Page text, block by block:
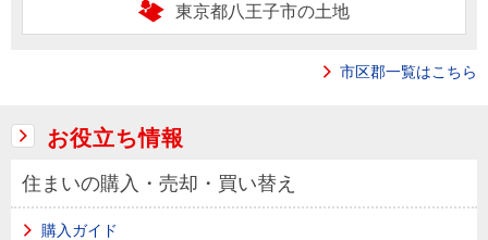
東京都八王子市の土地
市区郡一覧はこちら
お役立ち情報
住まいの購入・売却・買い替え
購入ガイド